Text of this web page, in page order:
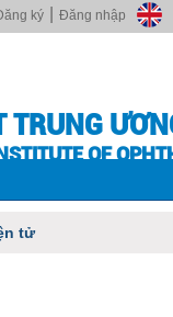
Đăng nhập
ký
TRUNG
OF
tử